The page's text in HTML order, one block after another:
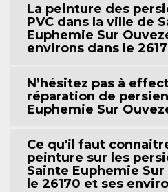
La peinture des
PVC dans la ville de
Euphemie Sur
environs dans le
N’hésitez pas à
réparation de
Euphemie Sur
Ce qu'il faut
peinture sur les
Sainte Euphemie
le 26170 et ses